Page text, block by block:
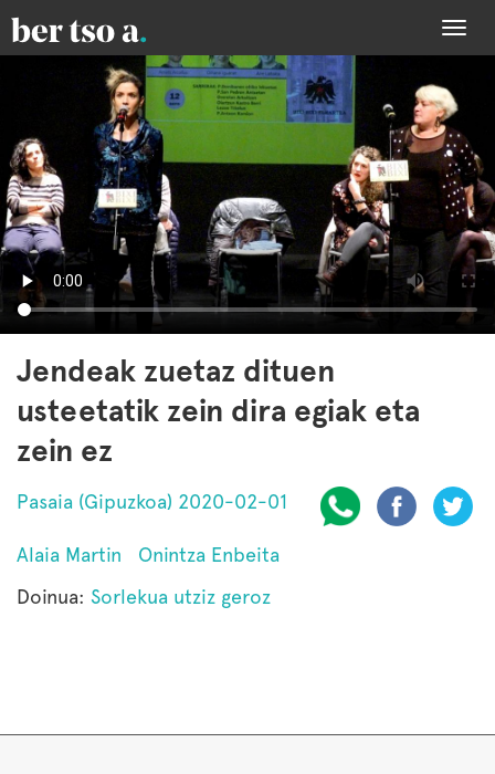
Jendeak zuetaz dituen
usteetatik zein dira egiak eta
zein ez
Pasaia (Gipuzkoa) 2020-02-01
Alaia Martin
Onintza Enbeita
Doinua: Sorlekua utziz geroz